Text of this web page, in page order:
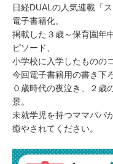
日経DUALの人気連載「
電子書籍化。
掲載した３歳～保育園年
ピソード、
小学校に入学したものの
今回電子書籍用の書き下
０歳時代の夜泣き、２歳
景。
未就学児を持つママパパ
癒やされてください。